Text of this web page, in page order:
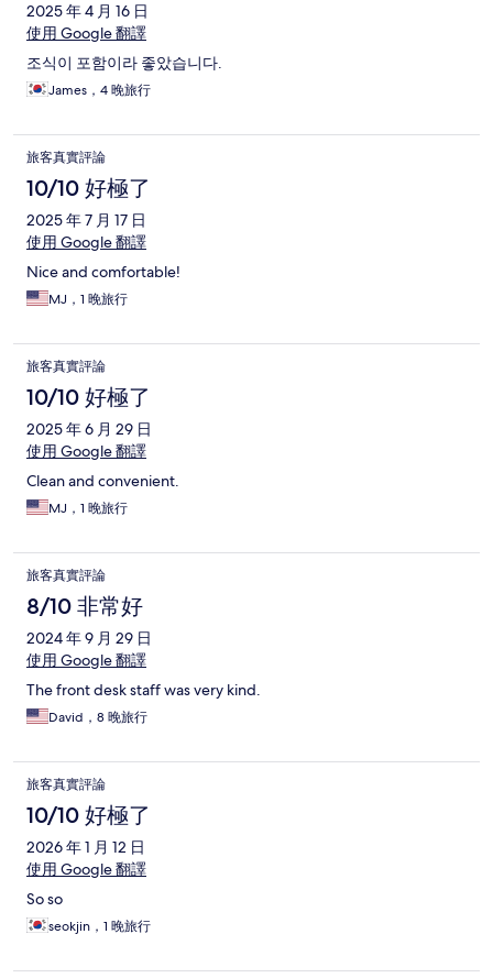
2025 年 4 月 16 日
使用 Google 翻譯
조식이 포함이라 좋았습니다.
James，4 晚旅行
旅客真實評論
10/10 好極了
2025 年 7 月 17 日
使用 Google 翻譯
Nice and comfortable!
MJ，1 晚旅行
旅客真實評論
10/10 好極了
2025 年 6 月 29 日
使用 Google 翻譯
Clean and convenient.
MJ，1 晚旅行
旅客真實評論
8/10 非常好
2024 年 9 月 29 日
使用 Google 翻譯
The front desk staff was very kind.
David，8 晚旅行
旅客真實評論
10/10 好極了
2026 年 1 月 12 日
使用 Google 翻譯
So so
seokjin，1 晚旅行